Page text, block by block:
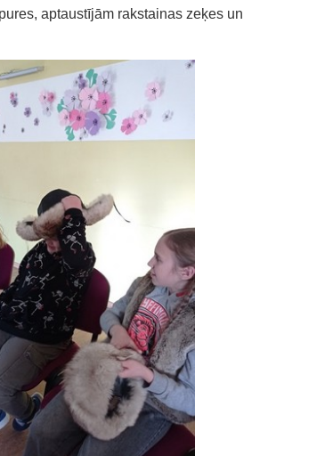
aptaustījām rakstainas zeķes un